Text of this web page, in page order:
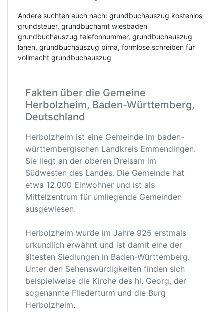
Andere suchten auch nach: grundbuchauszug kostenlos
grundsteuer, grundbuchamt wiesbaden
grundbuchauszug telefonnummer, grundbuchauszug
lanen, grundbuchauszug pirna, formlose schreiben für
vollmacht grundbuchauszug
Fakten über die Gemeine
Herbolzheim, Baden-Württemberg,
Deutschland
Herbolzheim ist eine Gemeinde im baden-
württembergischen Landkreis Emmendingen.
Sie liegt an der oberen Dreisam im
Südwesten des Landes. Die Gemeinde hat
etwa 12.000 Einwohner und ist als
Mittelzentrum für umliegende Gemeinden
ausgewiesen.
Herbolzheim wurde im Jahre 925 erstmals
urkundlich erwähnt und ist damit eine der
ältesten Siedlungen in Baden-Württemberg.
Unter den Sehenswürdigkeiten finden sich
beispielweise die Kirche des hl. Georg, der
sogenannte Fliederturm und die Burg
Herbolzheim.